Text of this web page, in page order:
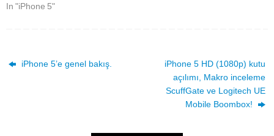
In "iPhone 5"
iPhone 5’e genel bakış.
iPhone 5 HD (1080p) kutu
açılımı, Makro inceleme
ScuffGate ve Logitech UE
Mobile Boombox!